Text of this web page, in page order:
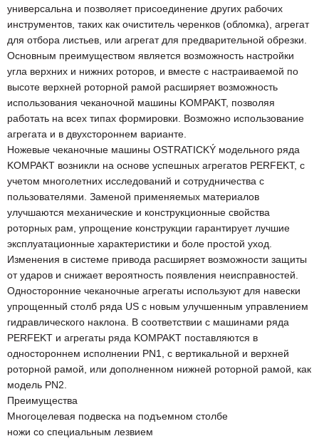
универсальна и позволяет присоединение других рабочих
инструментов, таких как очиститель черенков (обломка), агрегат
для отбора листьев, или агрегат для предварительной обрезки.
Основным преимуществом является возможность настройки
угла верхних и нижних роторов, и вместе с настраиваемой по
высоте верхней роторной рамой расширяет возможность
использования чеканочной машины KOMPAKT, позволяя
работать на всех типах формировки. Возможно использование
агрегата и в двухстороннем варианте.
Ножевые чеканочные машины OSTRATICKÝ модельного ряда
KOMPAKT возникли на основе успешных агрегатов PERFEKT, с
учетом многолетних исследований и сотрудничества с
пользователями. Заменой применяемых материалов
улучшаются механические и конструкционные свойства
роторных рам, упрощение конструкции гарантирует лучшие
эксплуатационные характеристики и боле простой уход.
Изменения в системе привода расширяет возможности защиты
от ударов и снижает вероятность появления неисправностей.
Односторонние чеканочные агрегаты используют для навески
упрощенный столб ряда US с новым улучшенным управлением
гидравлического наклона. В соответствии с машинами ряда
PERFEKT и агрегаты ряда KOMPAKT поставляются в
одностороннем исполнении PN1, с вертикальной и верхней
роторной рамой, или дополненном нижней роторной рамой, как
модель PN2.
Преимущества
Многоцелевая подвеска на подъемном столбе
ножи со специальным лезвием